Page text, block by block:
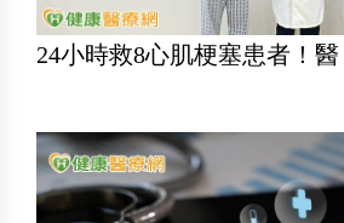
24小時救8心肌梗塞患者！